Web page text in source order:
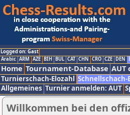
Logged on: Gast
Arabic ARM AZE BIH BUL CAT CHN CRO CZE DEN
Home Tournament-Database AUT
Turnierschach-Elozahl Schnellschach-
Allgemeines Turnier anmelden: AUT
Willkommen bei den